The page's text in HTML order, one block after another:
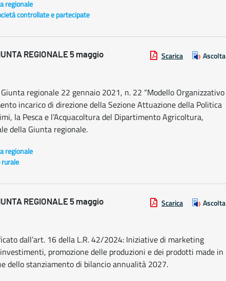
regionale
controllate e partecipate
REGIONALE 5 maggio
Scarica Ascolta
regionale 22 gennaio 2021, n. 22 “Modello Organizzativo
incarico di direzione della Sezione Attuazione della Politica
la Pesca e l’Acquacoltura del Dipartimento Agricoltura,
della Giunta regionale.
regionale
REGIONALE 5 maggio
Scarica Ascolta
dall’art. 16 della L.R. 42/2024: Iniziative di marketing
promozione delle produzioni e dei prodotti made in
dello stanziamento di bilancio annualità 2027.